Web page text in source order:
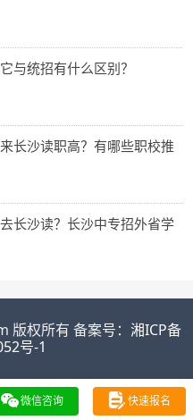
与统招有什么区别？
长沙读职高？有哪些职校推
长沙读？长沙中专招外省学
权所有 备案号： 湘ICP备
号-1
微信咨询 快速报名